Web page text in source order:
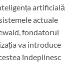
artificială
actuale
fondatorul
va introduce
îndeplinesc